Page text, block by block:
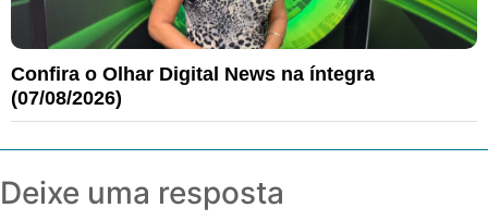
Confira o Olhar Digital News na íntegra
(07/08/2026)
Deixe uma resposta